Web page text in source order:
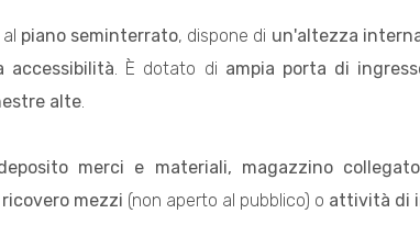
piano seminterrato, dispone di un'altezza
accessibilità . È dotato di ampia porta di
alte
merci e materiali, magazzino
mezzi (non aperto al pubblico) o attività di